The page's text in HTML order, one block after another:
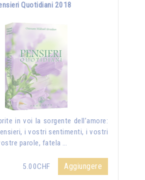
Quotidiani 2018
in voi la sorgente dell’amore:
i vostri sentimenti, i vostri
parole, fatela …
5.00CHF Aggiungere